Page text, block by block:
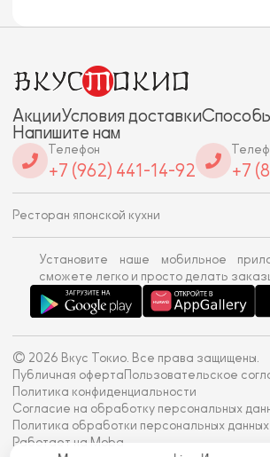
АкцииУсловия доставки
Напишите нам
Телефон
+7 (962) 441-14-92 +7
Ресторан японской кухни
Установите наше мобильное
сможете легко и просто делать
© 2026 Вкус Токио. Все права защищены.
Публичная оферта Пользовательское
Политика конфиденциальности
Согласие на обработку персональных
Политика обработки персональных данных
Работает на Moba